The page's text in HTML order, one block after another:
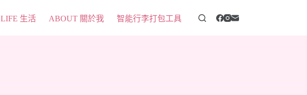
LIFE 生活 ABOUT 關於我 智能行李打包工具